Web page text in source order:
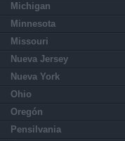
Michigan
Minnesota
Missouri
Nueva Jersey
Nueva York
Ohio
Oregón
Pensilvania